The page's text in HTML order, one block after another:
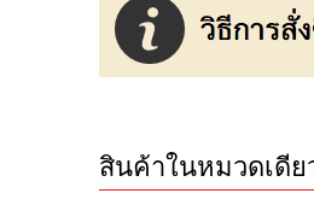
สินค้าในหมวดเดี